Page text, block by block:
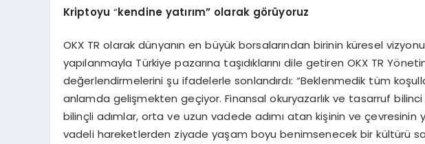
Kriptoyu “kendine yatırım” olarak görüyoruz
OKX TR olarak dünyanın en büyük borsalarından birinin küresel
yapılanmayla Türkiye pazarına taşıdıklarını dile getiren OKX TR
değerlendirmelerini şu ifadelerle sonlandırdı: “Beklenmedik tüm
anlamda gelişmekten geçiyor. Finansal okuryazarlık ve tasarruf
bilinçli adımlar, orta ve uzun vadede adımı atan kişinin ve çevresinin
vadeli hareketlerden ziyade yaşam boyu benimsenecek bir kültürü